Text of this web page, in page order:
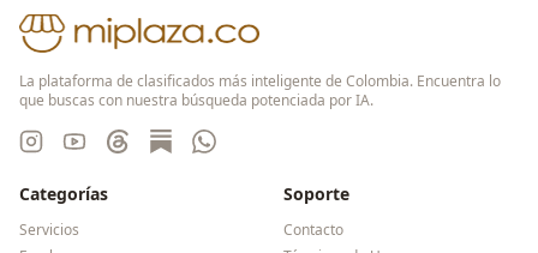
La plataforma de clasificados más inteligente de Colombia. Encuentra lo
que buscas con nuestra búsqueda potenciada por IA.
Categorías
Servicios
Soporte
Contacto